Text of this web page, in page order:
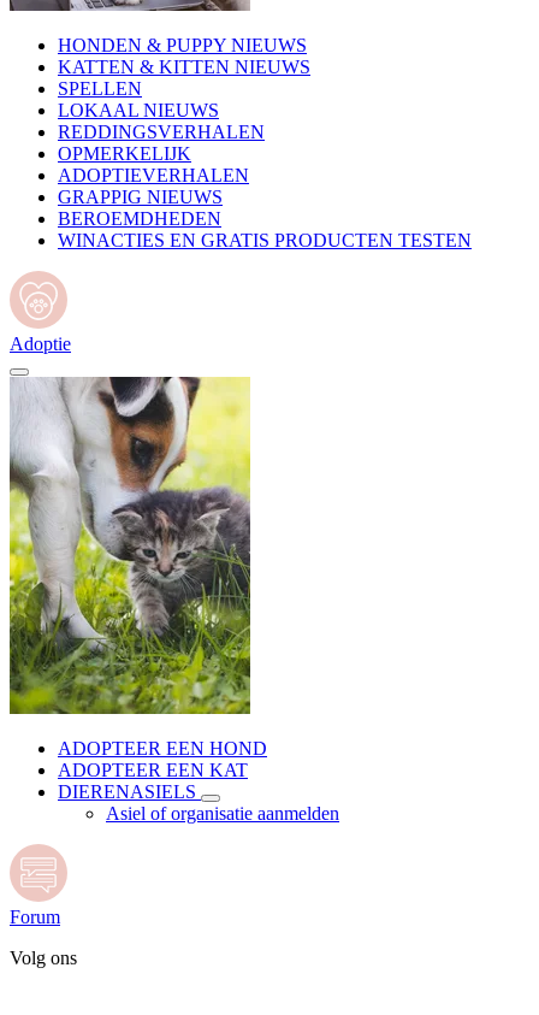
HONDEN & PUPPY NIEUWS
KATTEN & KITTEN NIEUWS
SPELLEN
LOKAAL NIEUWS
REDDINGSVERHALEN
OPMERKELIJK
ADOPTIEVERHALEN
GRAPPIG NIEUWS
BEROEMDHEDEN
WINACTIES EN GRATIS PRODUCTEN TESTEN
Adoptie
ADOPTEER EEN HOND
ADOPTEER EEN KAT
DIERENASIELS
Asiel of organisatie aanmelden
Forum
Volg ons